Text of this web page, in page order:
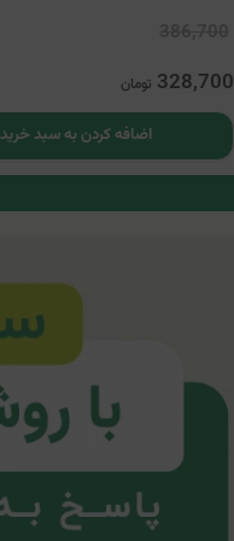
328,700 تومان
اضافه کردن به سبد خرید